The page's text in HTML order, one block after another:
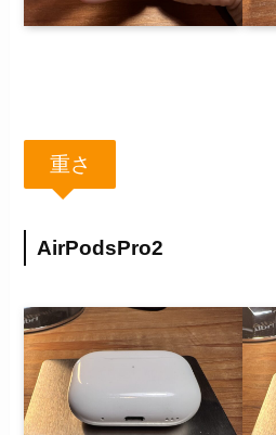
重さ
AirPodsPro2